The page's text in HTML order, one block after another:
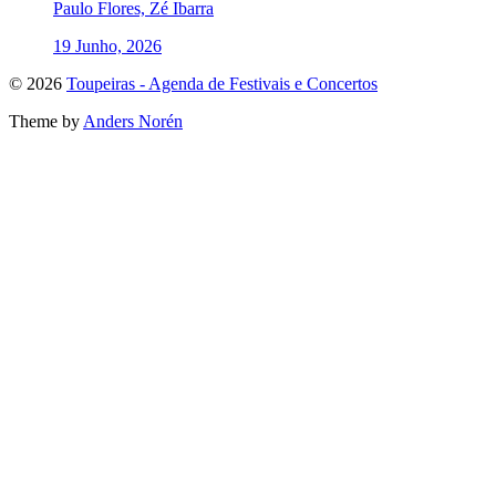
Paulo Flores, Zé Ibarra
19 Junho, 2026
To
top
© 2026 Toupeiras - Agenda de Festivais e Concertos
Theme by Anders Norén